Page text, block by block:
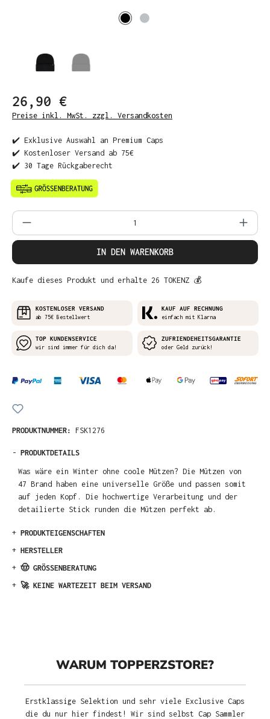
26,90 €
Preise inkl. MwSt. zzgl. Versandkosten
✔️ Exklusive Auswahl an Premium Caps
✔️ Kostenloser Versand ab 75€
✔️ 30 Tage Rückgaberecht
Produkt Anzahl: Gib den gewünschten
IN DEN WARENKORB
Kaufe dieses Produkt und erhalte 26 TOKENZ 💰
KOSTENLOSER VERSAND
ab 75€ Bestellwert
KAUF AUF RECHNUNG
einfach mit Klarna
TOP KUNDENSERVICE
wir sind immer für dich da!
ZUFRIENDEHEITSGARANTIE
oder Geld zurück!
PRODUKTNUMMER: FSK1276
- PRODUKTDETAILS
Was wäre ein Winter ohne coole Mützen? Die Mützen von
47 Brand haben eine universelle Größe und passen somit
auf jeden Kopf. Die hochwertige Verarbeitung und der
detailierte Stick runden die Mützen perfekt ab.
+ PRODUKTEIGENSCHAFTEN
+ HERSTELLER
+ 🤠 GRÖSSENBERATUNG
+ 🚀 KEINE WARTEZEIT BEIM VERSAND
WARUM TOPPERZSTORE?
Erstklassige Selektion und sehr viele Exclusive Caps
die du nur hier findest! Wir sind selbst Cap Sammler